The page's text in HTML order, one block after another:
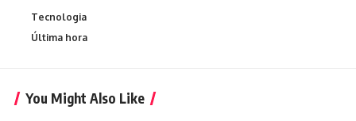
Tecnologia
Última hora
You Might Also Like